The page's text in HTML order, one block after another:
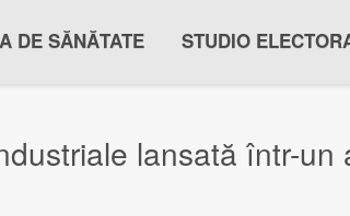
DE SĂNĂTATE STUDIO
lansată într-un